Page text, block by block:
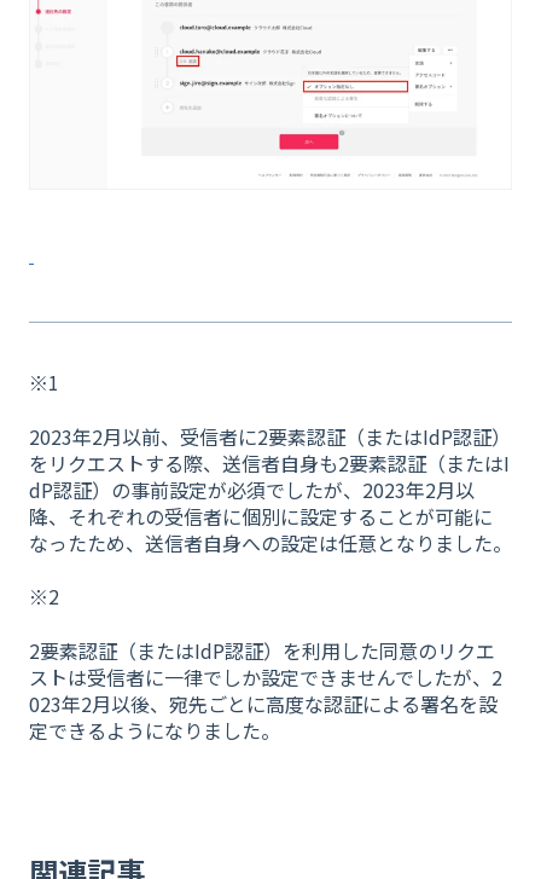
※1
2023年2月以前、受信者に2要素認証（またはIdP認証）
をリクエストする際、送信者自身も2要素認証（またはI
dP認証）の事前設定が必須でしたが、2023年2月以
降、それぞれの受信者に個別に設定することが可能に
なったため、送信者自身への設定は任意となりました。
※2
2要素認証（またはIdP認証）を利用した同意のリクエ
ストは受信者に一律でしか設定できませんでしたが、2
023年2月以後、宛先ごとに高度な認証による署名を設
定できるようになりました。